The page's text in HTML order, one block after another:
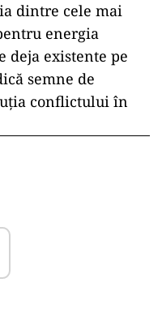
dintre cele mai
energia
deja existente pe
semne de
conflictului în